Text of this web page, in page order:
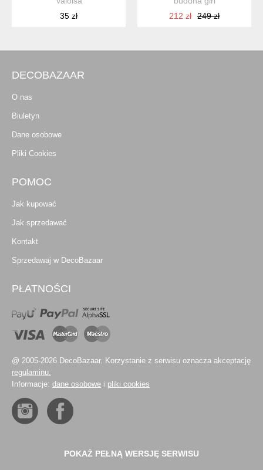
35 zł
212 zł
249 zł
DECOBAZAAR
O nas
Biuletyn
Dane osobowe
Pliki Cookies
POMOC
Jak kupować
Jak sprzedawać
Kontakt
Sprzedawaj w DecoBazaar
PŁATNOŚCI
@ 2005-2026 DecoBazaar. Korzystanie z serwisu oznacza akceptację
regulaminu.
Informacje: dane osobowe i pliki cookies
POKAŻ PEŁNĄ WERSJĘ SERWISU